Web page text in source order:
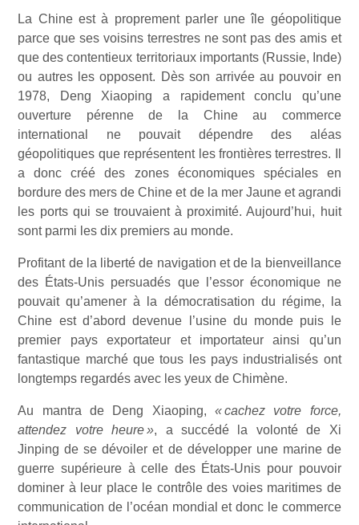
La Chine est à proprement parler une île géopolitique
parce que ses voisins terrestres ne sont pas des amis et
que des contentieux territoriaux importants (Russie, Inde)
ou autres les opposent. Dès son arrivée au pouvoir en
1978, Deng Xiaoping a rapidement conclu qu’une
ouverture pérenne de la Chine au commerce
international ne pouvait dépendre des aléas
géopolitiques que représentent les frontières terrestres. Il
a donc créé des zones économiques spéciales en
bordure des mers de Chine et de la mer Jaune et agrandi
les ports qui se trouvaient à proximité. Aujourd’hui, huit
sont parmi les dix premiers au monde.
Profitant de la liberté de navigation et de la bienveillance
des États-Unis persuadés que l’essor économique ne
pouvait qu’amener à la démocratisation du régime, la
Chine est d’abord devenue l’usine du monde puis le
premier pays exportateur et importateur ainsi qu’un
fantastique marché que tous les pays industrialisés ont
longtemps regardés avec les yeux de Chimène.
Au mantra de Deng Xiaoping, « cachez votre force,
attendez votre heure », a succédé la volonté de Xi
Jinping de se dévoiler et de développer une marine de
guerre supérieure à celle des États-Unis pour pouvoir
dominer à leur place le contrôle des voies maritimes de
communication de l’océan mondial et donc le commerce